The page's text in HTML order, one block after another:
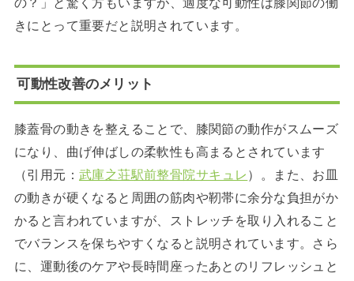
きにとって重要だと説明されています。
可動性改善のメリット
膝蓋骨の動きを整えることで、膝関節の動作がスムーズ
になり、曲げ伸ばしの柔軟性も高まるとされています
（引用元： 武庫之荘駅前整骨院サキュレ ）。また、お皿
の動きが硬くなると周囲の筋肉や靭帯に余分な負担がか
かると言われていますが、ストレッチを取り入れること
でバランスを保ちやすくなると説明されています。さら
に、運動後のケアや長時間座ったあとのリフレッシュと